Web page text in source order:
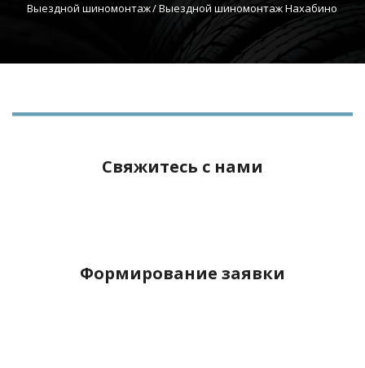
Выездной шиномонтаж / Выездной шиномонтаж Нахабино
Свяжитесь с нами
Формирование заявки